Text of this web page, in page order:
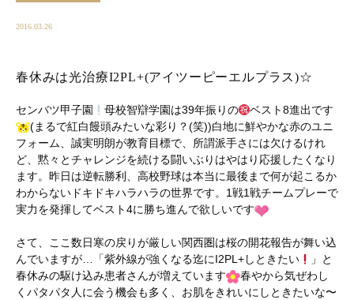
2016.03.26
春休みは光治療I2PL+(アイツーピーエルプラス)☆
センバツ甲子園 母校智辯学園は39年振りの
ベスト8進出です
(まるで紅白饅頭みたいな彩り？(笑))白地に鮮やかな赤のユニ
フォーム、誠実明朗が教育目標で、所謂派手さには欠けるけれ
ど、黙々とチャレンジを続ける闘いぶりはやはり応援したくなり
ます。昨日は逆転勝利、高校野球は本当に最後まで何が起こるか
わからないドキドキハラハラの世界です。1戦1戦チームプレーで
実力を発揮してベスト4に勝ち進んで欲しいです
さて、ここ数日寒の戻りが厳しい関西圏は桜の開花報告が舞い込
んでいますが…「紫外線が強くなる迄にI2PL+しときたい
」と
春休みの駆け込み患者さんが増えています
春やから気ぜわし
くパタパタ人に会う機会も多く、お肌をきれいにしときたいな〜